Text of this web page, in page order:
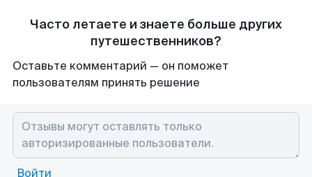
Часто летаете и знаете больше других
путешественников?
Оставьте комментарий — он поможет
пользователям принять решение
Войти